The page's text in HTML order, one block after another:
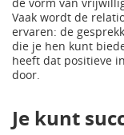
Vaak wordt de
ervaren: de
die je hen kunt
heeft dat positieve
door.
Je kunt